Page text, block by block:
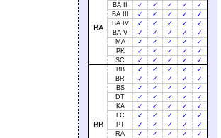
BA
BA II
✓ ✓ ✓ ✓
✓
BA III
✓ ✓ ✓ ✓
✓
BA IV
✓ ✓ ✓ ✓
✓
BA V
✓ ✓ ✓ ✓
✓
MA
✓ ✓ ✓ ✓
✓
PK
✓ ✓ ✓ ✓
✓
SC
✓ ✓ ✓ ✓ ✓
BB
BB ✓ ✓ ✓ ✓
✓
BR
✓ ✓ ✓ ✓
✓
BS
✓ ✓ ✓ ✓
✓
DT
✓ ✓ ✓ ✓
✓
KA
✓ ✓ ✓ ✓
✓
LC
✓ ✓ ✓ ✓
✓
PT
✓ ✓ ✓ ✓
✓
RA
✓ ✓ ✓ ✓
✓